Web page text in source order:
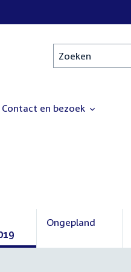
Zoeken
Contact en bezoek
Ongepland